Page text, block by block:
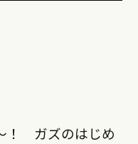
！ ガズのはじめ